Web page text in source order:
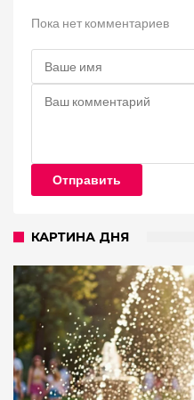
Пока нет комментариев
Отправить
КАРТИНА ДНЯ